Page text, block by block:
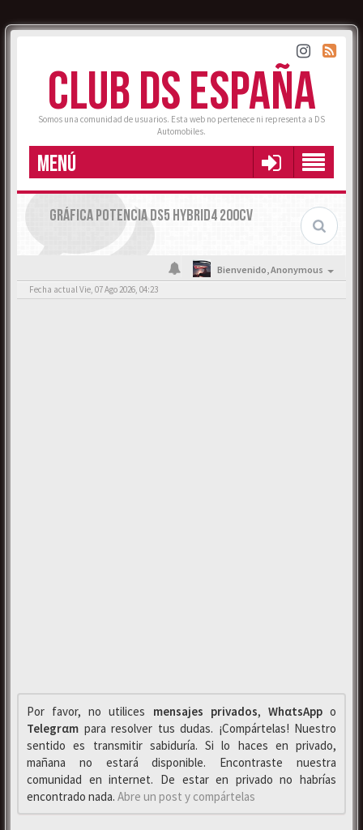
CLUB DS ESPAÑA
Somos una comunidad de usuarios. Esta web no pertenece ni representa a DS
Automobiles.
MENÚ
GRÁFICA POTENCIA DS5 HYBRID4 200CV
Bienvenido,Anonymous
Fecha actual Vie, 07 Ago 2026, 04:23
Por favor, no utilices mensajes privados, WhαtsAppo
Telegrαm para resolver tus dudas. ¡Compártelas! Nuestro
sentido es transmitir sabiduría. Si lo haces en privado,
mañana no estará disponible. Encontraste nuestra
comunidad en internet. De estar en privado no habrías
encontrado nada. Abre un post y compártelas